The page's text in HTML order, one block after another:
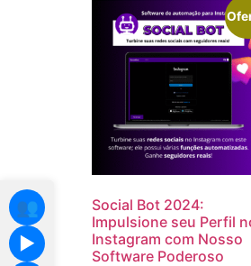
Social Bot 2024:
Impulsione seu Perfil
Instagram com Nosso
Software Poderoso
👥
▶️